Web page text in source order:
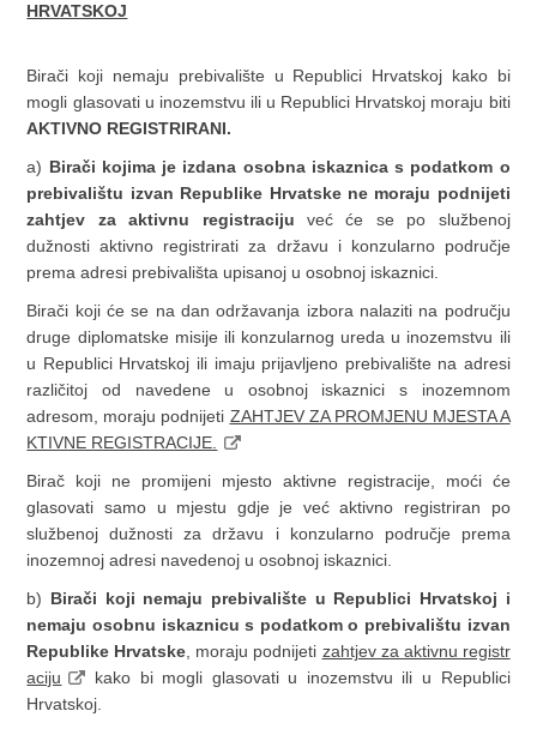
HRVATSKOJ
Birači koji nemaju prebivalište u Republici Hrvatskoj kako bi
mogli glasovati u inozemstvu ili u Republici Hrvatskoj moraju biti
AKTIVNO REGISTRIRANI.
a) Birači kojima je izdana osobna iskaznica s podatkom o
prebivalištu izvan Republike Hrvatske ne moraju podnijeti
zahtjev za aktivnu registraciju već će se po službenoj
dužnosti aktivno registrirati za državu i konzularno područje
prema adresi prebivališta upisanoj u osobnoj iskaznici.
Birači koji će se na dan održavanja izbora nalaziti na području
druge diplomatske misije ili konzularnog ureda u inozemstvu ili
u Republici Hrvatskoj ili imaju prijavljeno prebivalište na adresi
različitoj od navedene u osobnoj iskaznici s inozemnom
adresom, moraju podnijeti ZAHTJEV ZA PROMJENU MJESTA A
KTIVNE REGISTRACIJE.
Birač koji ne promijeni mjesto aktivne registracije, moći će
glasovati samo u mjestu gdje je već aktivno registriran po
službenoj dužnosti za državu i konzularno područje prema
inozemnoj adresi navedenoj u osobnoj iskaznici.
b) Birači koji nemaju prebivalište u Republici Hrvatskoj i
nemaju osobnu iskaznicu s podatkom o prebivalištu izvan
Republike Hrvatske , moraju podnijeti zahtjev za aktivnu registr
aciju
kako bi mogli glasovati u inozemstvu ili u Republici
Hrvatskoj.